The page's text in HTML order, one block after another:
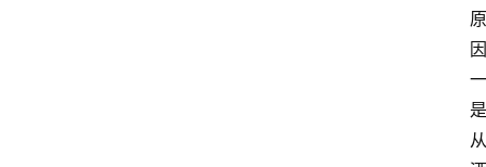
原
因
一
是
从